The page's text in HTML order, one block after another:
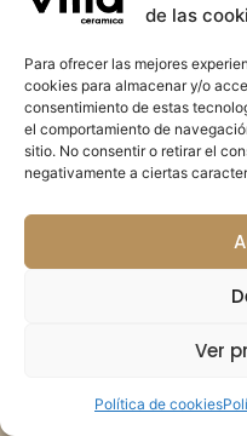
de las
Para ofrecer las mejores
cookies para almacenar y/o
consentimiento de estas
el comportamiento de
sitio. No consentir o retirar el
negativamente a ciertas
Ver
Política de cookies
Villa Cerámica 2023 |
|
Suport a la promoció
Valenciana 2023. Import